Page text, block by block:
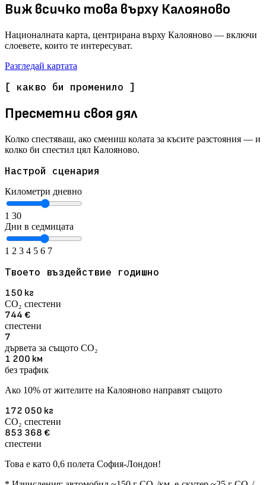
Виж всичко това върху Калояново
Националната карта, центрирана върху Калояново — включи
слоевете, които те интересуват.
Разгледай картата
[ какво би променило ]
Пресметни своя дял
Колко спестяваш, ако смениш колата за късите разстояния — и
колко би спестил цял Калояново.
Настрой сценария
Километри дневно
1 30
Дни в седмицата
1 2 3 4 5 6 7
Твоето въздействие годишно
150 кг
CO₂ спестени
744 €
спестени
7
дървета за същото CO₂
1 200 км
без трафик
Ако 10% от жителите на Калояново направят същото
172 050 кг
CO₂ спестени
853 368 €
спестени
Това е като 0,6 полета София-Лондон!